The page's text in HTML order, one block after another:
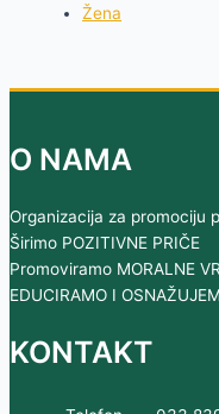
Žena
O NAMA
Organizacija za promociju
Širimo POZITIVNE PRIČE
Promoviramo MORALNE
EDUCIRAMO I
KONTAKT